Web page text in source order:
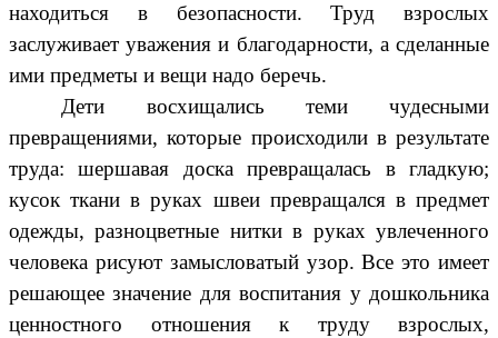
находиться в безопасности. Труд взрослых
заслуживает уважения и благодарности, а сделанные
ими предметы и вещи надо беречь.
Дети восхищались теми чудесными
превращениями, которые происходили в результате
труда: шершавая доска превращалась в гладкую;
кусок ткани в руках швеи превращался в предмет
одежды, разноцветные нитки в руках увлеченного
человека рисуют замысловатый узор. Все это имеет
решающее значение для воспитания у дошкольника
ценностного отношения к труду взрослых,